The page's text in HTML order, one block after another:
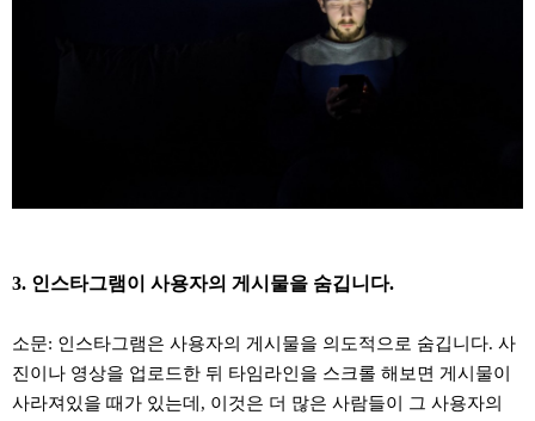
3. 인스타그램이 사용자의 게시물을 숨깁니다.
소문: 인스타그램은 사용자의 게시물을 의도적으로 숨깁니다. 사
진이나 영상을 업로드한 뒤 타임라인을 스크롤 해보면 게시물이
사라져있을 때가 있는데, 이것은 더 많은 사람들이 그 사용자의